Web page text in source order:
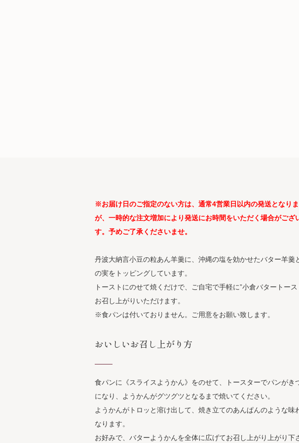
※お届け日のご指定のない方は、通常4営業日以内の発送となり
が、一時的な注文増加により発送にお時間をいただく場合がござ
す。予めご了承くださいませ。
丹波大納言小豆の粒あん羊羹に、沖縄の塩を効かせたバター羊羹
の実をトッピングしています。
トーストにのせて焼くだけで、ご自宅で手軽に”小倉バタートース
お召し上がりいただけます。
※食パンは付いておりません。ご用意をお願い致します。
おいしいお召し上がり方
食パンに《スライスようかん》をのせて、トースターでパンがき
になり、ようかんがグツグツとなるまで焼いてください。
ようかんがトロッと溶け出して、焼き立てのあんぱんのような味
なります。
お好みで、バターようかんを全体に広げてお召し上がり上がり下